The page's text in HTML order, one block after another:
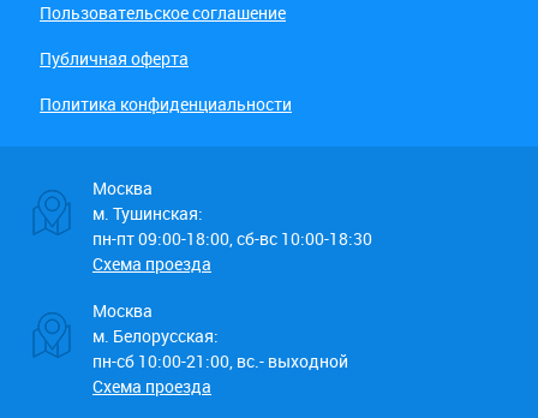
Пользовательское соглашение
Публичная оферта
Политика конфиденциальности
Москва
м. Тушинская:
пн-пт 09:00-18:00, сб-вс 10:00-18:30
Схема проезда
Москва
м. Белорусская:
пн-сб 10:00-21:00, вс.- выходной
Схема проезда